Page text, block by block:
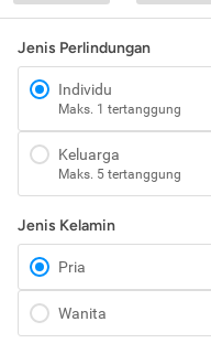
Jenis Perlindungan
Individu
Maks. 1 tertanggung
Keluarga
Maks. 5 tertanggung
Jenis Kelamin
Pria
Wanita